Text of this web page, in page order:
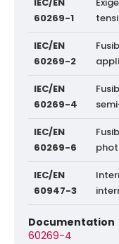
60269-1
IEC/EN
60269-2
IEC/EN
60269-4
IEC/EN
60269-6
IEC/EN
60947-3
60269-4